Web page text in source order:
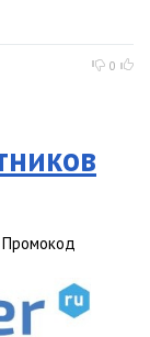
0
Промокод